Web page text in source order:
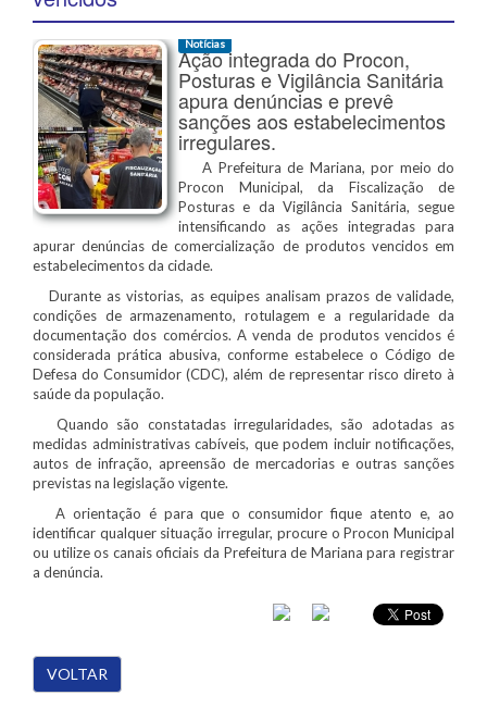
Notícias
Ação integrada do Procon,
Posturas e Vigilância Sanitária
apura denúncias e prevê
sanções aos estabelecimentos
irregulares.
A Prefeitura de Mariana, por meio do
Procon Municipal, da Fiscalização de
Posturas e da Vigilância Sanitária, segue
intensificando as ações integradas para
apurar denúncias de comercialização de produtos vencidos em
estabelecimentos da cidade.
Durante as vistorias, as equipes analisam prazos de validade,
condições de armazenamento, rotulagem e a regularidade da
documentação dos comércios. A venda de produtos vencidos é
considerada prática abusiva, conforme estabelece o Código de
Defesa do Consumidor (CDC), além de representar risco direto à
saúde da população.
Quando são constatadas irregularidades, são adotadas as
medidas administrativas cabíveis, que podem incluir notificações,
autos de infração, apreensão de mercadorias e outras sanções
previstas na legislação vigente.
A orientação é para que o consumidor fique atento e, ao
identificar qualquer situação irregular, procure o Procon Municipal
ou utilize os canais oficiais da Prefeitura de Mariana para registrar
a denúncia.
VOLTAR